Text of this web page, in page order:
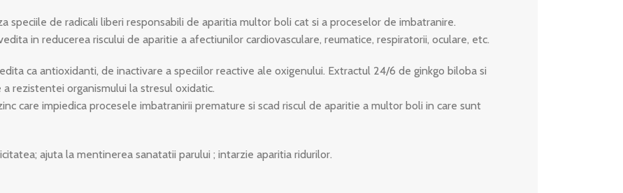
speciile de radicali liberi responsabili de aparitia multor boli cat si a proceselor de imbatranire.
in reducerea riscului de aparitie a afectiunilor cardiovasculare, reumatice, respiratorii, oculare, etc.
ca antioxidanti, de inactivare a speciilor reactive ale oxigenului. Extractul 24/6 de ginkgo biloba si
rezistentei organismului la stresul oxidatic.
care impiedica procesele imbatranirii premature si scad riscul de aparitie a multor boli in care sunt
ajuta la mentinerea sanatatii parului ; intarzie aparitia ridurilor.